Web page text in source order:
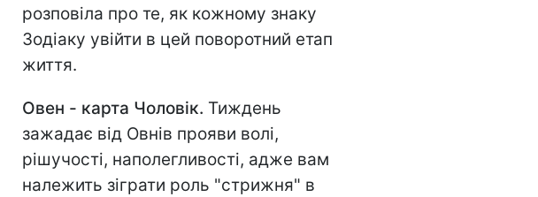
розповіла про те, як кожному знаку
Зодіаку увійти в цей поворотний етап
життя.
Овен - карта Чоловік. Тиждень
зажадає від Овнів прояви волі,
рішучості, наполегливості, адже вам
належить зіграти роль "стрижня" в